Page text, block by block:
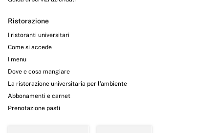
Ristorazione
I ristoranti universitari
Come si accede
I menu
Dove e cosa mangiare
La ristorazione universitaria per l’ambiente
Abbonamenti e carnet
Prenotazione pasti